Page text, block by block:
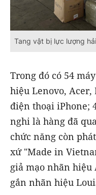
Tang vật bị lực lượng
Trong đó có 54
hiệu Lenovo, Acer,
điện thoại iPhone;
nghi là hàng đã
chức năng còn
xứ "Made in
giả mạo nhãn hiệu
gắn nhãn hiệu